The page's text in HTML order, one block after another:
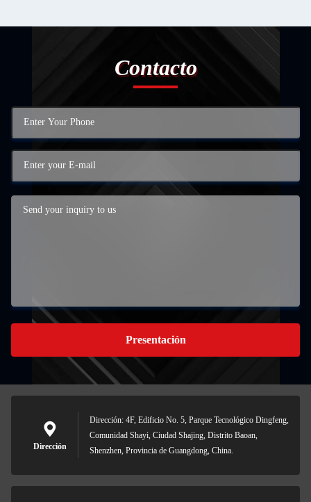
Contacto
Presentación
Dirección
Dirección: 4F, Edificio No. 5, Parque Tecnológico Dingfeng,
Comunidad Shayi, Ciudad Shajing, Distrito Baoan,
Shenzhen, Provincia de Guangdong, China.